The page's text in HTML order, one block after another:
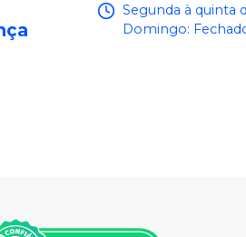
Segunda à quinta
Domingo: